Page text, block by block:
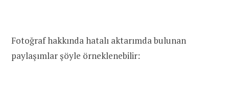
Fotoğraf hakkında hatalı aktarımda bulunan
paylaşımlar şöyle örneklenebilir: